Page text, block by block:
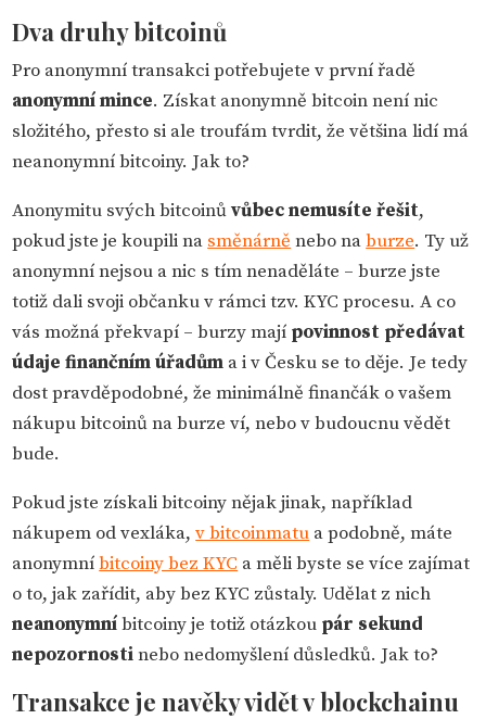
Dva druhy bitcoinů
Pro anonymní transakci potřebujete v první řadě
anonymní mince. Získat anonymně bitcoin není nic
složitého, přesto si ale troufám tvrdit, že většina lidí má
neanonymní bitcoiny. Jak to?
Anonymitu svých bitcoinůvůbec nemusíte řešit,
pokud jste je koupili na směnárně nebo naburze. Ty už
anonymní nejsou a nic s tím nenaděláte – burze jste
totiž dali svoji občanku v rámci tzv. KYC procesu. A co
vás možná překvapí – burzy mají povinnost předávat
údaje finančním úřadům a i v Česku se to děje. Je tedy
dost pravděpodobné, že minimálně finančák o vašem
nákupu bitcoinů na burze ví, nebo v budoucnu vědět
bude.
Pokud jste získali bitcoiny nějak jinak, například
nákupem od vexláka,v bitcoinmatu a podobně, máte
anonymníbitcoiny bez KYC a měli byste se více zajímat
o to, jak zařídit, aby bez KYC zůstaly. Udělat z nich
neanonymníbitcoiny je totiž otázkou pár sekund
nepozornostinebo nedomyšlení důsledků. Jak to?
Transakce je navěky vidět v blockchainu